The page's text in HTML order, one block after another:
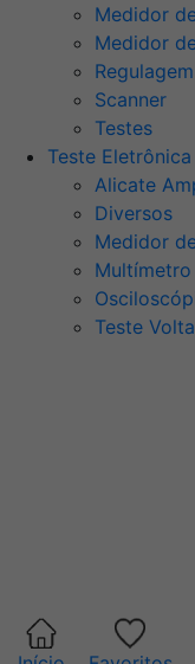
Medidor
Medidor
Scanner
Testes
Teste
Alicate
Diversos
Medidor
Multímetro
Teste